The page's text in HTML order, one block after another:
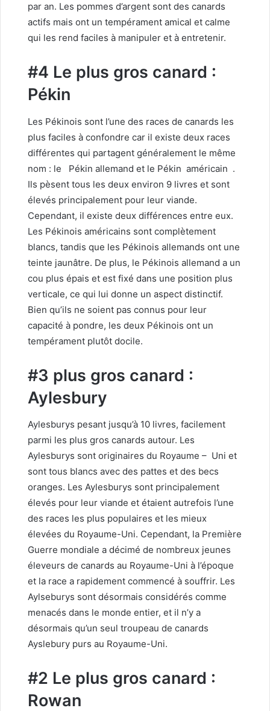
par an. Les pommes d’argent sont des canards
actifs mais ont un tempérament amical et calme
qui les rend faciles à manipuler et à entretenir.
#4 Le plus gros canard :
Pékin
Les Pékinois sont l’une des races de canards les
plus faciles à confondre car il existe deux races
différentes qui partagent généralement le même
nom : le
Pékin allemand et le Pékin américain .
Ils pèsent tous les deux environ 9 livres et sont
élevés principalement pour leur viande.
Cependant, il existe deux différences entre eux.
Les Pékinois américains sont complètement
blancs, tandis que les Pékinois allemands ont une
teinte jaunâtre. De plus, le Pékinois allemand a un
cou plus épais et est fixé dans une position plus
verticale, ce qui lui donne un aspect distinctif.
Bien qu’ils ne soient pas connus pour leur
capacité à pondre, les deux Pékinois ont un
tempérament plutôt docile.
#3 plus gros canard :
Aylesbury
Aylesburys pesant jusqu’à 10 livres, facilement
parmi les plus gros canards autour. Les
Aylesburys sont originaires du Royaume – Uni et
sont tous blancs avec des pattes et des becs
oranges. Les Aylesburys sont principalement
élevés pour leur viande et étaient autrefois l’une
des races les plus populaires et les mieux
élevées du Royaume-Uni. Cependant, la Première
Guerre mondiale a décimé de nombreux jeunes
éleveurs de canards au Royaume-Uni à l’époque
et la race a rapidement commencé à souffrir. Les
Aylseburys sont désormais considérés comme
menacés dans le monde entier, et il n’y a
désormais qu’un seul troupeau de canards
Ayslebury purs au Royaume-Uni.
#2 Le plus gros canard :
Rowan